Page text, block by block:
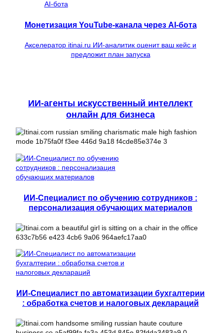
Монетизация YouTube-канала через AI-бота
Акселератор itinai.ru ИИ-аналитик оценит ваш кейс и
предложит план запуска
ИИ-агенты искусственный интеллект
онлайн для бизнеса
ИИ-Специалист по обучению сотрудников :
персонализация обучающих материалов
ИИ-Специалист по автоматизации бухгалтерии
: обработка счетов и налоговых деклараций